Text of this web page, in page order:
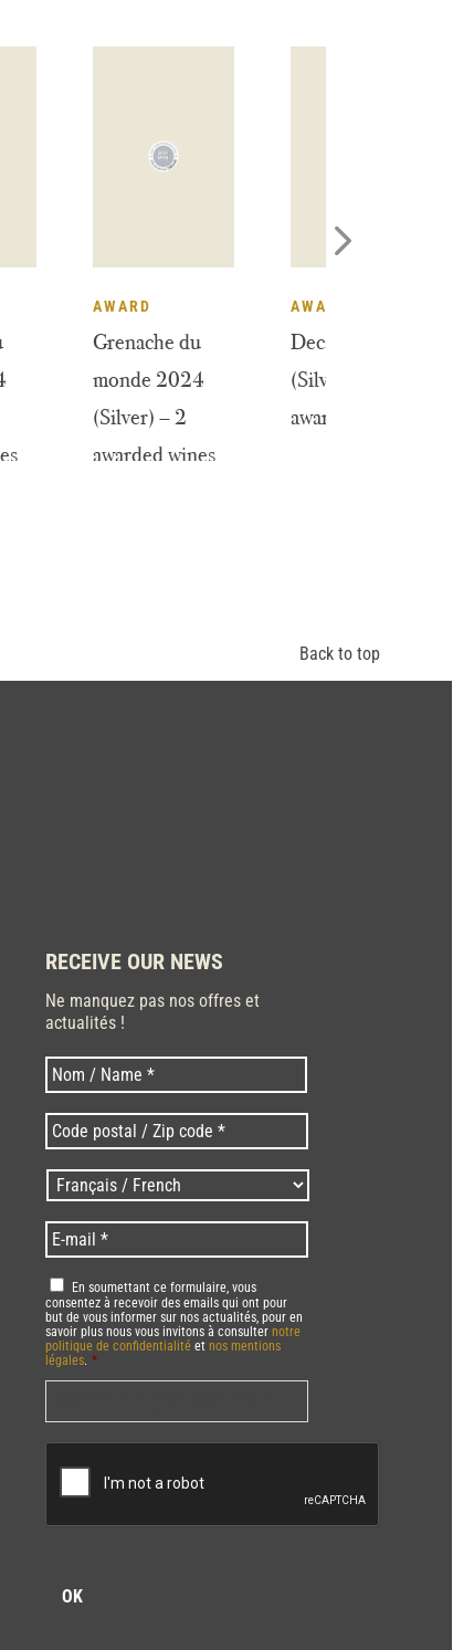
du
2024
2
wines
Grenache du
monde 2024
(Silver) – 2
awarded wines
Back to top
RECEIVE OUR NEWS
Ne manquez pas nos offres et
actualités !
Nom * Last
Code
postal
/
Zip
* *
Langues
/
Language *
E-
mail *
RGPD *
En soumettant ce formulaire, vous
consentez à recevoir des emails qui ont pour
but de vous informer sur nos actualités, pour en
savoir plus nous vous invitons à consulternotre
politique de confidentialité etnos mentions
légales. *